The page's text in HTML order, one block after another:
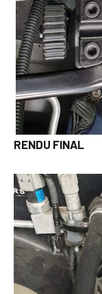
RENDU FINAL